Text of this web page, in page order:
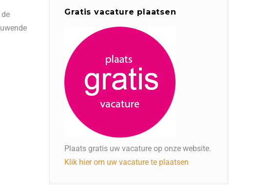
Gratis vacature plaatsen
Plaats gratis uw vacature op onze website.
Klik hier om uw vacature te plaatsen